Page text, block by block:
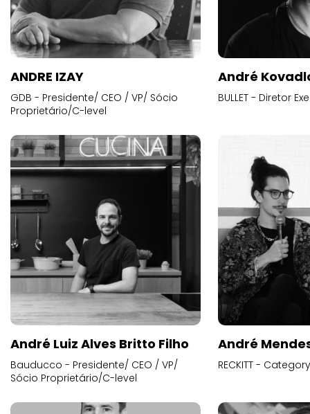
ANDRE IZAY
GDB - Presidente/ CEO / VP/ Sócio
Proprietário/C-level
André
BULLET - Diretor
André Luiz Alves Britto Filho
Bauducco - Presidente/ CEO / VP/
Sócio Proprietário/C-level
André
RECKITT -